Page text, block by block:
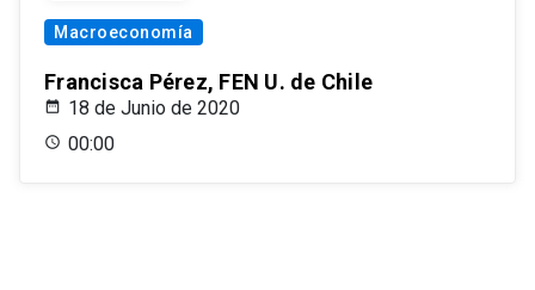
Macroeconomía
Francisca Pérez, FEN U. de Chile
18 de Junio de 2020
00:00